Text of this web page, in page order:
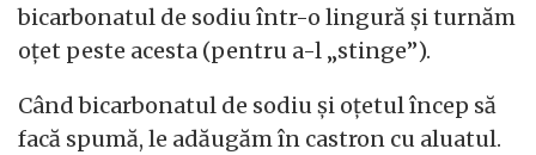
bicarbonatul de sodiu într-o lingură și turnăm
oțet peste acesta (pentru a-l „stinge”).
Când bicarbonatul de sodiu și oțetul încep să
facă spumă, le adăugăm în castron cu aluatul.